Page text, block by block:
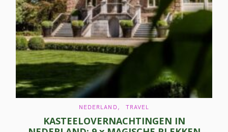
C
T
E
NEDERLAND TRAVEL
KASTEELOVERNACHTINGEN IN